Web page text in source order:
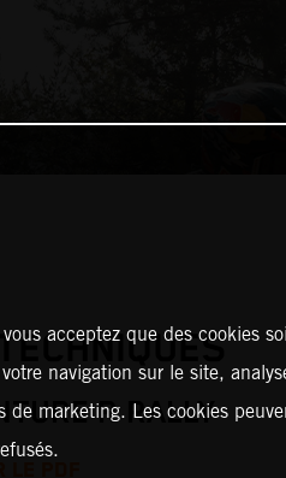
R RALLY
acceptez que des cookies
navigation sur le site,
marketing. Les cookies